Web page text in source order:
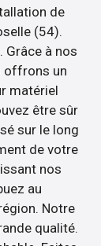
de
(54).
Grâce à nos
offrons un
matériel
être sûr
sur le long
de votre
nos
au
Notre
qualité.